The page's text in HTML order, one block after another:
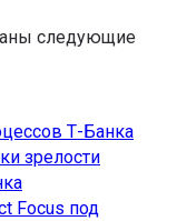
следующие
Т-Банка
зрелости
Focus под